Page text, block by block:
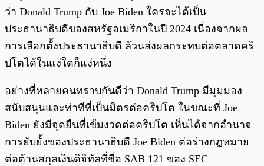
ว่า Donald Trump กับ Joe Biden ใครจะได้เป็น
ประธานาธิบดีของสหรัฐอเมริกาในปี 2024 เนื่องจากผล
การเลือกตั้งประธานาธิบดี ล้วนส่งผลกระทบต่อตลาดคริ
ปโตได้ในแง่ใดก็แง่หนึ่ง
อย่างที่หลายคนทราบกันดีว่า Donald Trump มีมุมมอง
สนับสนุนและท่าทีที่เป็นมิตรต่อคริปโต ในขณะที่ Joe
Biden ยังมีจุดยืนที่เข้มงวดต่อคริปโต เห็นได้จากอำนาจ
การยับยั้งของประธานาธิบดี Joe Biden ต่อร่างกฎหมาย
ต่อต้านสกุลเงินดิจิทัลที่ชื่อ SAB 121 ของ SEC